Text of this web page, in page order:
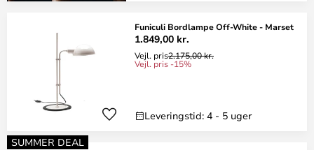
Funiculi Bordlampe Off-White - Marset
1.849,00 kr.
Vejl. pris2.175,00 kr.
Vejl. pris -15%
Leveringstid: 4 - 5 uger
SUMMER DEAL